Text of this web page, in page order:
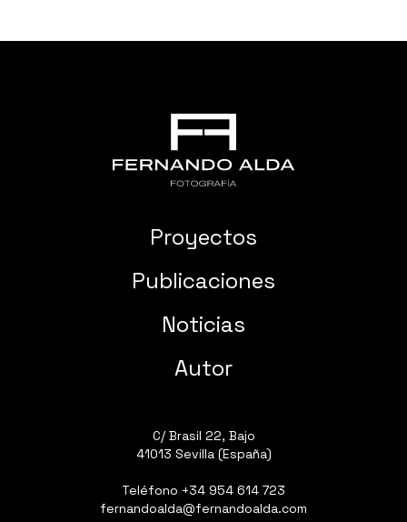
Proyectos
Publicaciones
Noticias
Autor
C/ Brasil 22, Bajo
41013 Sevilla (España)
Teléfono +34 954 614 723
fernandoalda@fernandoalda.com